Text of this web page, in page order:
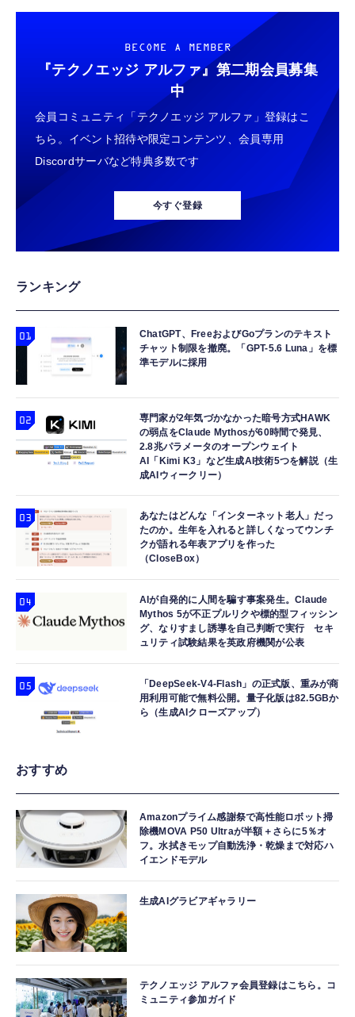
BECOME A MEMBER
『テクノエッジ アルファ』 第二期会員募集
中
会員コミュニティ「テクノエッジ アルファ」登録はこ
ちら。イベント招待や限定コンテンツ、会員専用
Discordサーバなど特典多数です
今すぐ登録
ランキング
ChatGPT、FreeおよびGoプランのテキスト
チャット制限を撤廃。「GPT-5.6 Luna」を標
準モデルに採用
専門家が2年気づかなかった暗号方式HAWK
の弱点をClaude Mythosが60時間で発見、
2.8兆パラメータのオープンウェイト
AI「Kimi K3」など生成AI技術5つを解説（生
成AIウィークリー）
あなたはどんな「インターネット老人」だっ
たのか。生年を入れると詳しくなってウンチ
クが語れる年表アプリを作った
（CloseBox）
AIが自発的に人間を騙す事案発生。Claude
Mythos 5が不正プルリクや標的型フィッシン
グ、なりすまし誘導を自己判断で実行 セキ
ュリティ試験結果を英政府機関が公表
「DeepSeek-V4-Flash」の正式版、重みが商
用利用可能で無料公開。量子化版は82.5GBか
ら（生成AIクローズアップ）
おすすめ
Amazonプライム感謝祭で高性能ロボット掃
除機MOVA P50 Ultraが半額＋さらに5％オ
フ。水拭きモップ自動洗浄・乾燥まで対応ハ
イエンドモデル
生成AIグラビアギャラリー
テクノエッジ アルファ会員登録はこちら。コ
ミュニティ参加ガイド